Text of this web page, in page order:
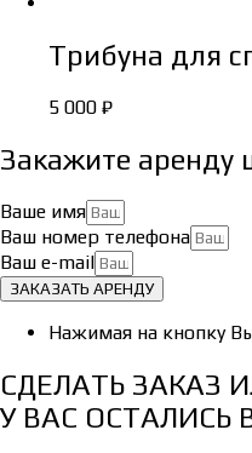
Трибуна для
5 000 ₽
Закажите аренду
Ваше имя
Ваш номер телефона
Ваш e-mail
ЗАКАЗАТЬ АРЕНДУ
Нажимая на кнопку
СДЕЛАТЬ ЗАКАЗ
У ВАС ОСТАЛИСЬ